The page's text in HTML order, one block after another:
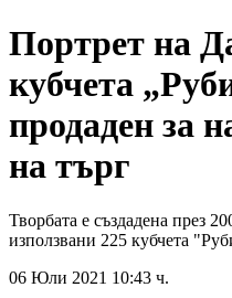
Портрет на
кубчета
продаден за
на търг
Творбата е създадена през
използвани 225 кубчета
06 Юли 2021 10:43 ч.